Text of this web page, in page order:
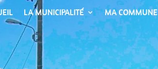
LA MUNICIPALITÉ MA COMMUNE